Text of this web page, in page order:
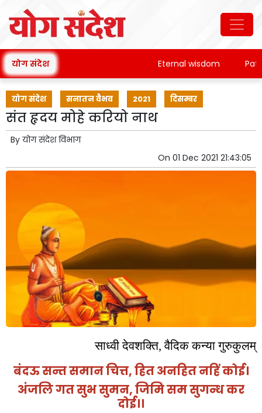
योग संदेश Eternal wisdom
योग संदेश सनातन वैभव 2021 दिसम्बर
संत हृदय मोहे करियो नाथ
By योग संदेश विभाग
On 01 Dec 2021 21:43:05
साध्वी देवशक्ति ,वैदिक कन्या गुरुकुलम्
बंदऊसन्तसमानचित्त,हितअनहितनहिंकोई।
अंजलिगतसुभसुमन,जिमिसमसुगन्धकर
दोई।।